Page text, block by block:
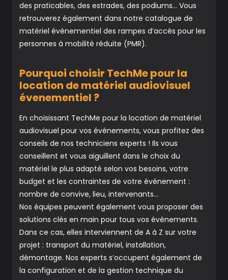
des praticables, des estrades, des podiums… Vous
retrouverez également dans notre catalogue de
matériel événementiel des rampes d’accès pour les
personnes à mobilité réduite (PMR).
Pourquoi choisir TechMe pour la
location de matériel audiovisuel
évenementiel ?
En choisissant TechMe pour la location de matériel
audiovisuel pour vos événements, vous profitez des
conseils de nos techniciens experts ! Ils vous
conseillent et vous aiguillent dans le choix du
matériel le plus adapté selon vos besoins, votre
budget et les contraintes de votre événement :
nombre de convive, lieu, intervenants…
Nos équipes peuvent également vous proposer des
solutions clés en main pour tous vos événements.
Dans ce cas, elles interviennent de A à Z sur votre
projet : transport du matériel, installation,
démontage. Nos experts s’occupent également de
la configuration et de la gestion technique du